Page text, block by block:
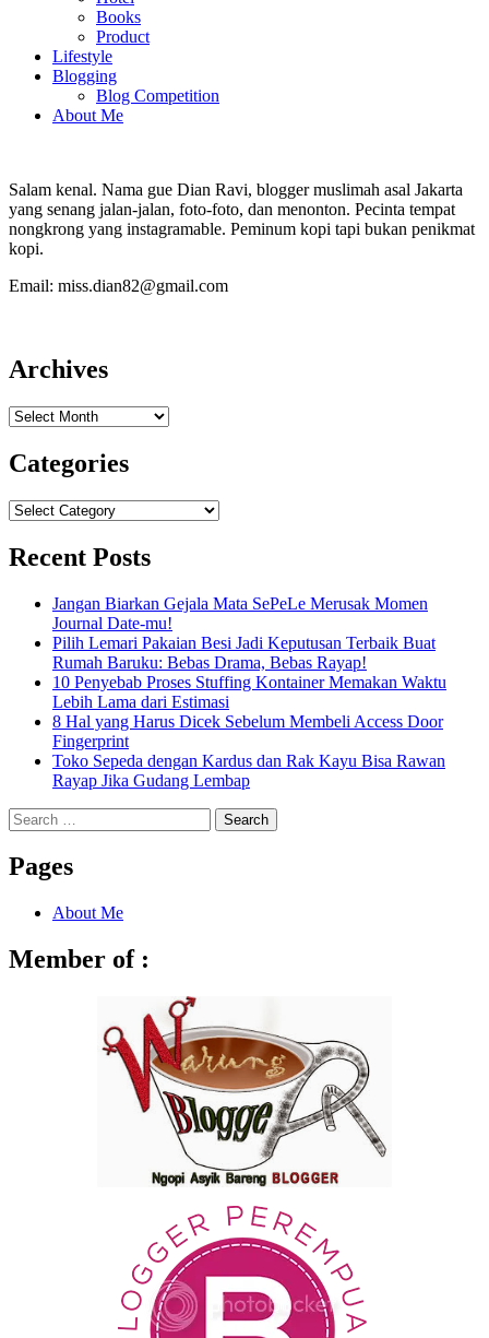
Books
Product
Lifestyle
Blogging
Blog Competition
About Me
Salam kenal. Nama gue Dian Ravi, blogger muslimah asal Jakarta
yang senang jalan-jalan, foto-foto, dan menonton. Pecinta tempat
nongkrong yang instagramable. Peminum kopi tapi bukan penikmat
kopi.
Email: miss.dian82@gmail.com
Archives
Archives
Categories
Categories
Recent Posts
Jangan Biarkan Gejala Mata SePeLe Merusak Momen
Journal Date-mu!
Pilih Lemari Pakaian Besi Jadi Keputusan Terbaik Buat
Rumah Baruku: Bebas Drama, Bebas Rayap!
10 Penyebab Proses Stuffing Kontainer Memakan Waktu
Lebih Lama dari Estimasi
8 Hal yang Harus Dicek Sebelum Membeli Access Door
Fingerprint
Toko Sepeda dengan Kardus dan Rak Kayu Bisa Rawan
Rayap Jika Gudang Lembap
Search
for:
Pages
About Me
Member of :